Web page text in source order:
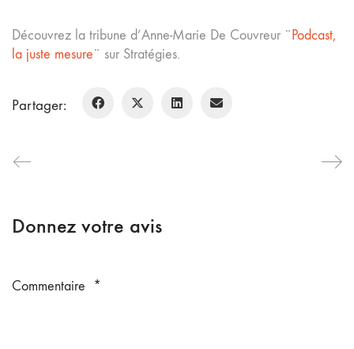
Découvrez la tribune d’Anne-Marie De Couvreur ¨Podcast,
la juste mesure¨ sur Stratégies.
Partager:
Donnez votre avis
Commentaire *